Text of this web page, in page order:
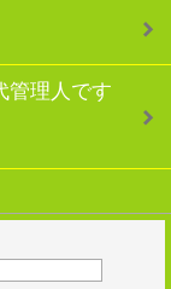
理人です